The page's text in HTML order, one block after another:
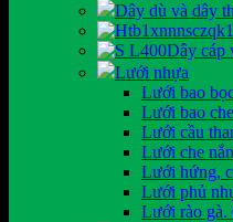
Dây dù và dây
Dây cáp
Lưới nhựa
Lưới bao
Lưới bao
Lưới cầu
Lưới che
Lưới hứng,
Lưới phủ
Lưới rào gà.